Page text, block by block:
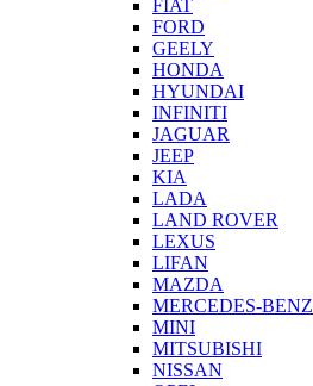
FIAT
FORD
GEELY
HONDA
HYUNDAI
INFINITI
JAGUAR
JEEP
KIA
LADA
LAND ROVER
LEXUS
LIFAN
MAZDA
MERCEDES-BENZ
MINI
MITSUBISHI
NISSAN